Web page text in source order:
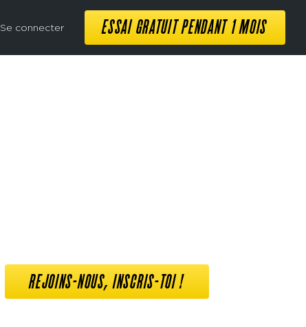
Se connecter ESSAI GRATUIT PENDANT 1 MOIS
REJOINS-NOUS, INSCRIS-TOI !